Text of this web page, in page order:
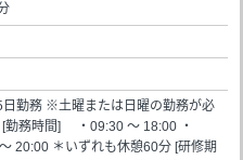
勤務 ※土曜または日曜の勤務が必
務時間] ・09:30 ～ 18:00 ・
20:00 ＊いずれも休憩60分 [研修期